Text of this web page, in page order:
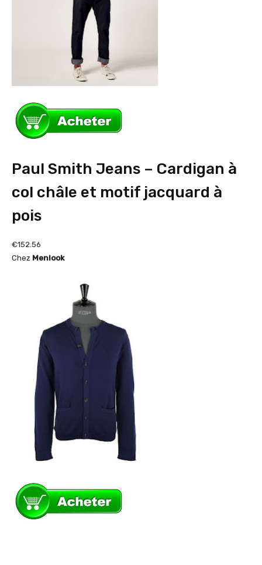
Paul Smith Jeans – Cardigan à
col châle et motif jacquard à
pois
€152.56
Chez Menlook